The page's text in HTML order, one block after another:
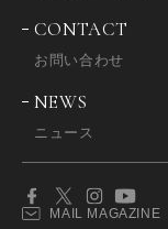
CONTACT
お問い合わせ
NEWS
ニュース
MAIL MAGAZINE